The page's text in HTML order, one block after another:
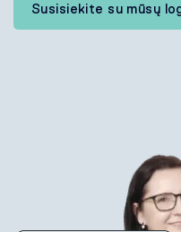
Susisiekite su mūsų